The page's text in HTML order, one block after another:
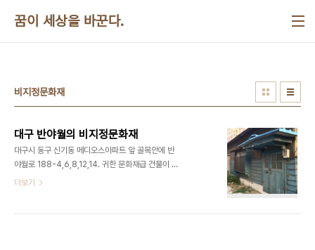
꿈이 세상을 바꾼다.
비지정문화재
대구 반야월의 비지정문화재
대구시 동구 신기동 메디오스아파트 앞 골목안에 반
야월로 188-4,6,8,12,14. 귀한 문화재급 건물이 방
치되어 있다. 주변의 원룸붐에 풍전등화의 위기에 직
더보기